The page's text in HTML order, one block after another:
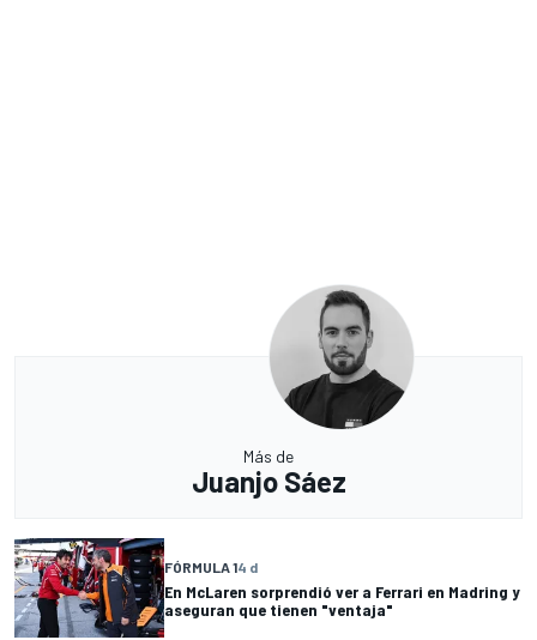
Más de
Juanjo Sáez
FÓRMULA 14 d
En McLaren sorprendió ver a Ferrari en Madring y
aseguran que tienen "ventaja"